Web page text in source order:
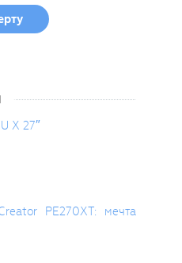
X 27″
PE270XT: мечта